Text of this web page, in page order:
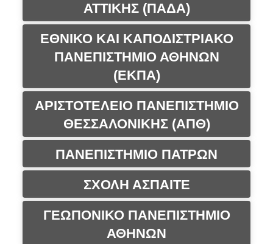
ΑΤΤΙΚΗΣ (ΠΑΔΑ)
ΕΘΝΙΚΟ ΚΑΙ ΚΑΠΟΔΙΣΤΡΙΑΚΟ
ΠΑΝΕΠΙΣΤΗΜΙΟ ΑΘΗΝΩΝ
(ΕΚΠΑ)
ΑΡΙΣΤΟΤΕΛΕΙΟ ΠΑΝΕΠΙΣΤΗΜΙΟ
ΘΕΣΣΑΛΟΝΙΚΗΣ (ΑΠΘ)
ΠΑΝΕΠΙΣΤΗΜΙΟ ΠΑΤΡΩΝ
ΣΧΟΛΗ ΑΣΠΑΙΤΕ
ΓΕΩΠΟΝΙΚΟ ΠΑΝΕΠΙΣΤΗΜΙΟ
ΑΘΗΝΩΝ